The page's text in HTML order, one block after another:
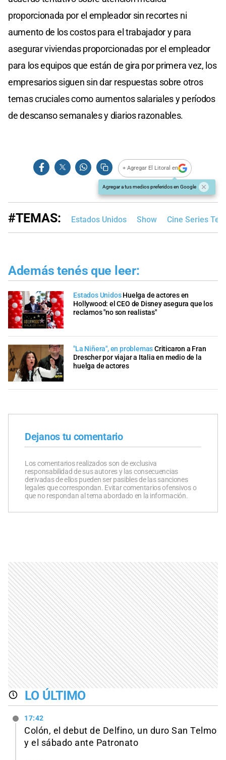
proporcionada por el empleador sin recortes ni
aumento de los costos para el trabajador y para
asegurar viviendas proporcionadas por el empleador
para los equipos que están de gira por primera vez, los
empresarios siguen sin dar respuestas sobre otros
temas cruciales como aumentos salariales y períodos
de descanso semanales y diarios razonables.
+ Agregar El Litoral en
Agregar a tus medios preferidos en Google
#TEMAS: Estados Unidos Show Cine Series
Además tenés que leer:
Estados Unidos Huelga de actores en
Hollywood: el CEO de Disney asegura que los
reclamos "no son realistas"
"La Niñera", en problemasCriticaron a Fran
Drescher por viajar a Italia en medio de la
huelga de actores
Dejanos tu comentario
Los comentarios realizados son de exclusiva
responsabilidad de sus autores y las consecuencias
derivadas de ellos pueden ser pasibles de las sanciones
legales que correspondan. Evitar comentarios ofensivos o
que no respondan al tema abordado en la información.
LO ÚLTIMO
17:42
Colón, el debut de Delfino, un duro San Telmo
y el sábado ante Patronato